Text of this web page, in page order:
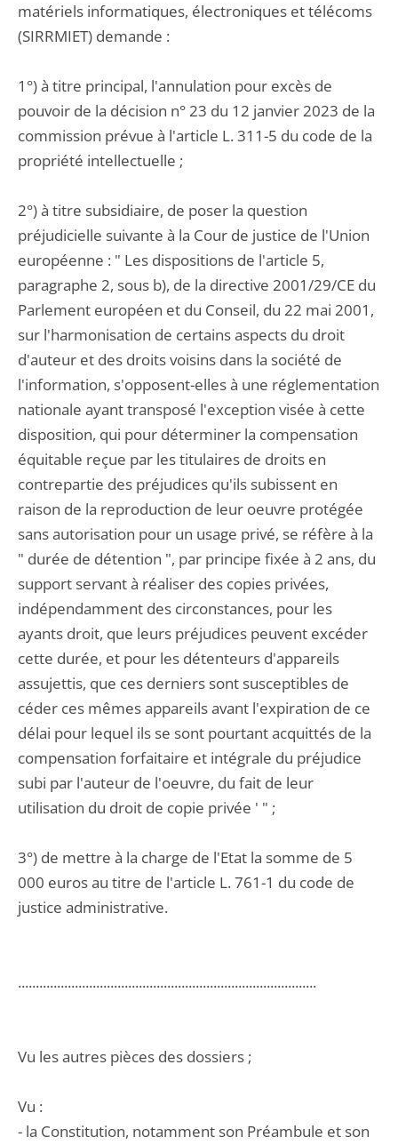
matériels informatiques, électroniques et télécoms
(SIRRMIET) demande :
1°) à titre principal, l'annulation pour excès de
pouvoir de la décision n° 23 du 12 janvier 2023 de la
commission prévue à l'article L. 311-5 du code de la
propriété intellectuelle ;
2°) à titre subsidiaire, de poser la question
préjudicielle suivante à la Cour de justice de l'Union
européenne : " Les dispositions de l'article 5,
paragraphe 2, sous b), de la directive 2001/29/CE du
Parlement européen et du Conseil, du 22 mai 2001,
sur l'harmonisation de certains aspects du droit
d'auteur et des droits voisins dans la société de
l'information, s'opposent-elles à une réglementation
nationale ayant transposé l'exception visée à cette
disposition, qui pour déterminer la compensation
équitable reçue par les titulaires de droits en
contrepartie des préjudices qu'ils subissent en
raison de la reproduction de leur oeuvre protégée
sans autorisation pour un usage privé, se réfère à la
" durée de détention ", par principe fixée à 2 ans, du
support servant à réaliser des copies privées,
indépendamment des circonstances, pour les
ayants droit, que leurs préjudices peuvent excéder
cette durée, et pour les détenteurs d'appareils
assujettis, que ces derniers sont susceptibles de
céder ces mêmes appareils avant l'expiration de ce
délai pour lequel ils se sont pourtant acquittés de la
compensation forfaitaire et intégrale du préjudice
subi par l'auteur de l'oeuvre, du fait de leur
utilisation du droit de copie privée ' " ;
3°) de mettre à la charge de l'Etat la somme de 5
000 euros au titre de l'article L. 761-1 du code de
justice administrative.
....................................................................................
Vu les autres pièces des dossiers ;
Vu :
- la Constitution, notamment son Préambule et son